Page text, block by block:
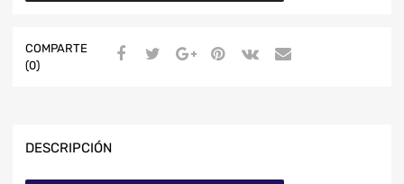
COMPARTE
(0)
DESCRIPCIÓN